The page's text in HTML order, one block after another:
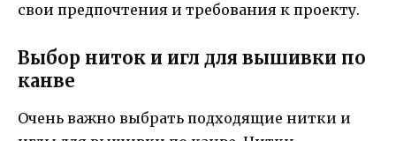
свои предпочтения и требования к проекту.
Выбор ниток и игл для вышивки по
канве
Очень важно выбрать подходящие нитки и